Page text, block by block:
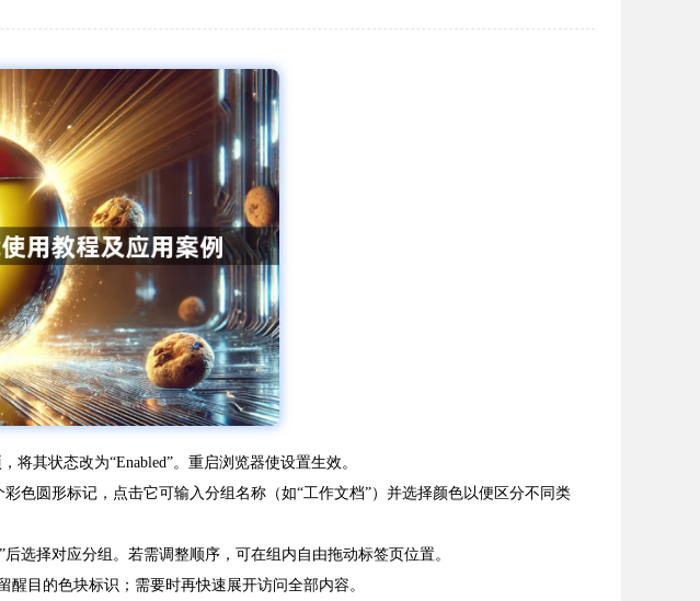
将其状态改为“Enabled”。重启浏览器使设置生效。
色圆形标记，点击它可输入分组名称（如“工作文档”）并选择颜色以便区分不同类
选择对应分组。若需调整顺序，可在组内自由拖动标签页位置。
目的色块标识；需要时再快速展开访问全部内容。